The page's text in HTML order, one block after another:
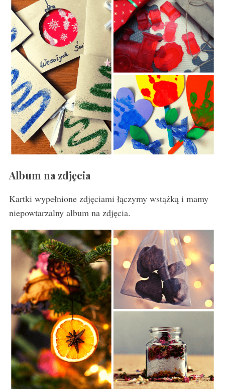
Album na zdjęcia
Kartki wypełnione zdjęciami łączymy wstążką i mamy
niepowtarzalny album na zdjęcia.